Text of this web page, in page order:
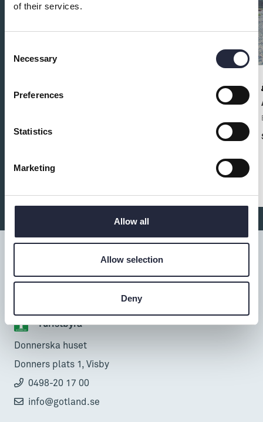
of their services.
Selection
Necessary
Preferences
Statistics
Marketing
Allow all
Allow selection
Deny
Fin långgrund sandstrand med brygga och
kajakuthyrning, grillplats, kiosk och restaurang. Bra
bussförbindelse med buss 10 från Visby.
Turistbyrå
Donnerska huset
Donners plats 1, Visby
0498-20 17 00
info@gotland.se